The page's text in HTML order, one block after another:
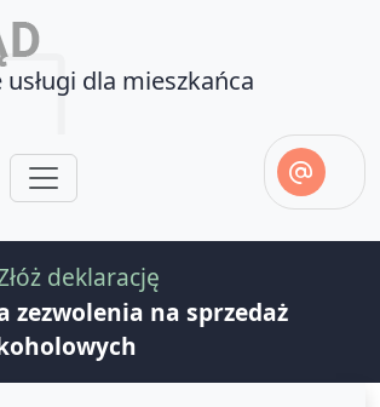
dla mieszkańca
deklarację
zezwolenia na sprzedaż